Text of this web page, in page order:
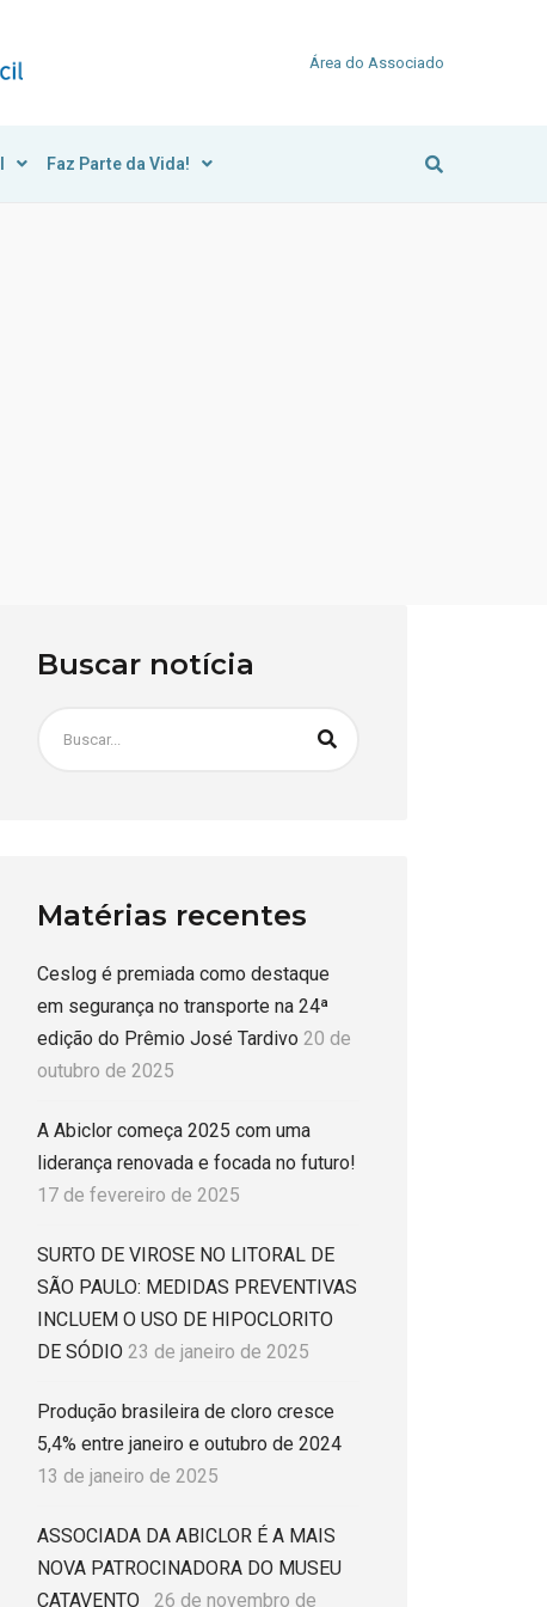
Área do Associado
Faz Parte da Vida!
Buscar notícia
Matérias recentes
Ceslog é premiada como destaque
em segurança no transporte na 24ª
edição do Prêmio José Tardivo 20 de
outubro de 2025
A Abiclor começa 2025 com uma
liderança renovada e focada no futuro!
17 de fevereiro de 2025
SURTO DE VIROSE NO LITORAL DE
SÃO PAULO: MEDIDAS PREVENTIVAS
INCLUEM O USO DE HIPOCLORITO
DE SÓDIO 23 de janeiro de 2025
Produção brasileira de cloro cresce
5,4% entre janeiro e outubro de 2024
13 de janeiro de 2025
ASSOCIADA DA ABICLOR É A MAIS
NOVA PATROCINADORA DO MUSEU
CATAVENTO
26 de novembro de